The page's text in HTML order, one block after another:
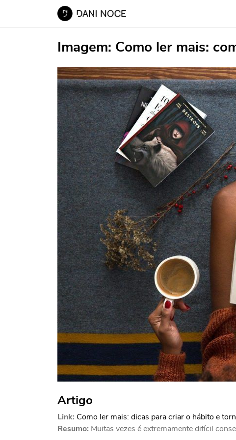
Imagem: Como ler mais:
Artigo
Link: Como ler mais: dicas para criar o hábito e
Resumo: Muitas vezes é extremamente difícil